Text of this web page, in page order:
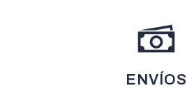
ENVÍOS